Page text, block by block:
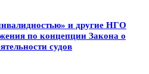
и другие НГО
по концепции Закона о
судов